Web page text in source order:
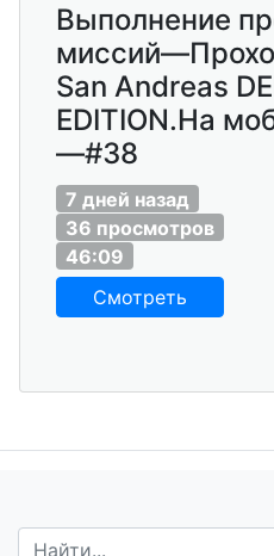
Выполнение
San Andreas
EDITION.На
—#38
7 дней назад
36 просмотров
46:09
Смотреть